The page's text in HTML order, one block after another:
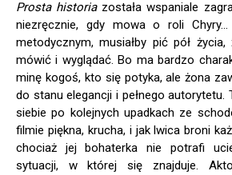
Prosta historiazostała wspaniale
niezręcznie, gdy mowa o roli Chyry…
metodycznym, musiałby pić pół
mówić i wyglądać. Bo ma bardzo
minę kogoś, kto się potyka, ale żona
do stanu elegancji i pełnego autorytetu.
siebie po kolejnych upadkach ze
filmie piękna, krucha, i jak lwica broni
chociaż jej bohaterka nie potrafi
sytuacji, w której się znajduje.